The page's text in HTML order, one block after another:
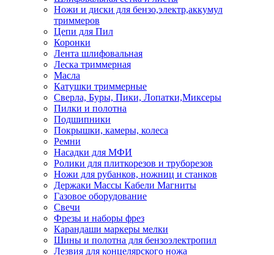
Ножи и диски для бензо,электр,аккумул
триммеров
Цепи для Пил
Коронки
Лента шлифовальная
Леска триммерная
Масла
Катушки триммерные
Сверла, Буры, Пики, Лопатки,Миксеры
Пилки и полотна
Подшипники
Покрышки, камеры, колеса
Ремни
Насадки для МФИ
Ролики для плиткорезов и труборезов
Ножи для рубанков, ножниц и станков
Держаки Массы Кабели Магниты
Газовое оборудование
Свечи
Фрезы и наборы фрез
Карандаши маркеры мелки
Шины и полотна для бензоэлектропил
Лезвия для концелярского ножа